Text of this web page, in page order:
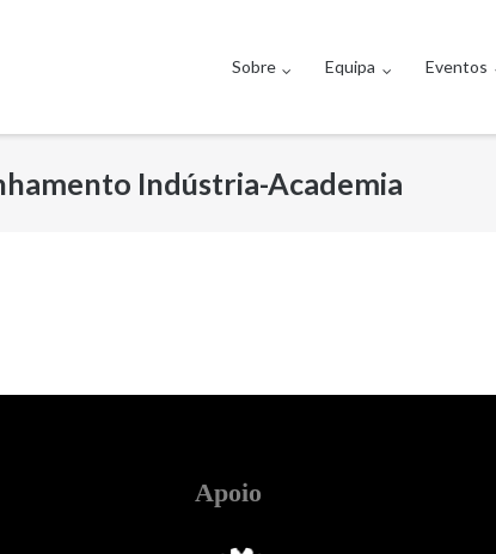
Sobre Equipa Eventos
Indústria-Academia
Apoio